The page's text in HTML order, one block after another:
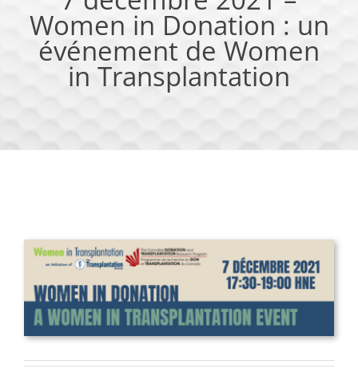
Women in Donation : un
événement de Women
in Transplantation